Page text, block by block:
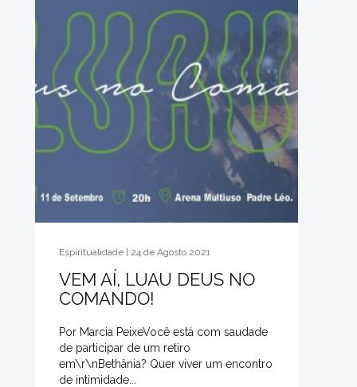
Espiritualidade | 24 de Agosto 2021
VEM AÍ, LUAU DEUS NO
COMANDO!
Por Marcia PeixeVocê está com saudade
de participar de um retiro
em\r\nBethânia? Quer viver um encontro
de intimidade...